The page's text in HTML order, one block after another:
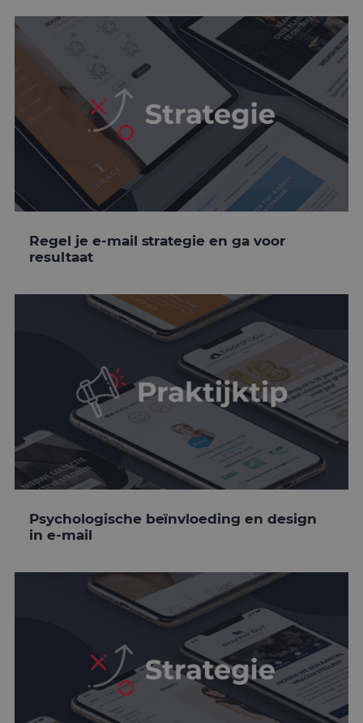
Regel je e-mail strategie en ga voor
resultaat
Psychologische beïnvloeding en design
in e-mail